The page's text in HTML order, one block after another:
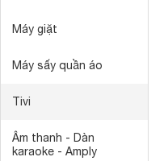
Máy giặt
Máy sấy quần áo
Tivi
Âm thanh - Dàn
karaoke - Amply